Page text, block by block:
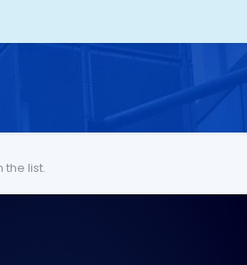
the list.